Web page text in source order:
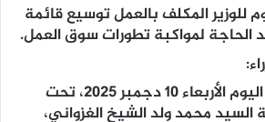
للوزير المكلف بالعمل توسيع قائمة
الحاجة لمواكبة تطورات سوق العمل.
اجتمع مجلس الوزراء اليوم الأربعاء 10 دجمبر 2025، تحت
محمد ولد الشيخ الغزواني،